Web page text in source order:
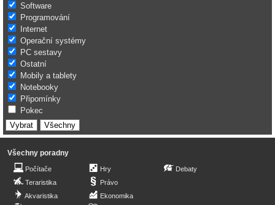
Software
Programování
Internet
Operační systémy
PC sestavy
Ostatní
Mobily a tablety
Notebooky
Připomínky
Pokec
Všechny poradny
Počítače
Teraristika
Akvaristika
Hry
Právo
Ekonomika
Debaty